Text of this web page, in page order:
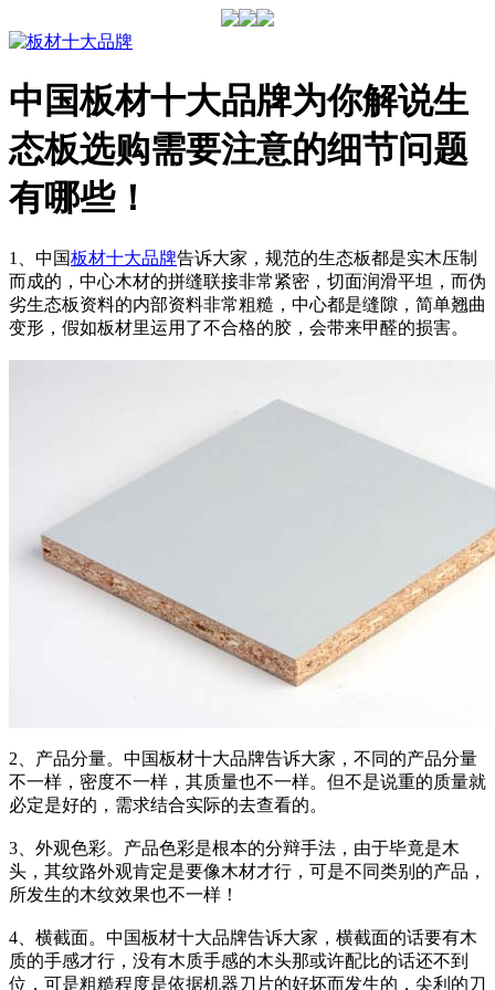
中国板材十大品牌为你解说生
态板选购需要注意的细节问题
有哪些！
1、中国板材十大品牌告诉大家，规范的生态板都是实木压制
而成的，中心木材的拼缝联接非常紧密，切面润滑平坦，而伪
劣生态板资料的内部资料非常粗糙，中心都是缝隙，简单翘曲
变形，假如板材里运用了不合格的胶，会带来甲醛的损害。
2、产品分量。中国板材十大品牌告诉大家，不同的产品分量
不一样，密度不一样，其质量也不一样。但不是说重的质量就
必定是好的，需求结合实际的去查看的。
3、外观色彩。产品色彩是根本的分辩手法，由于毕竟是木
头，其纹路外观肯定是要像木材才行，可是不同类别的产品，
所发生的木纹效果也不一样！
4、横截面。中国板材十大品牌告诉大家，横截面的话要有木
质的手感才行，没有木质手感的木头那或许配比的话还不到
位，可是粗糙程度是依据机器刀片的好坏而发生的，尖利的刀